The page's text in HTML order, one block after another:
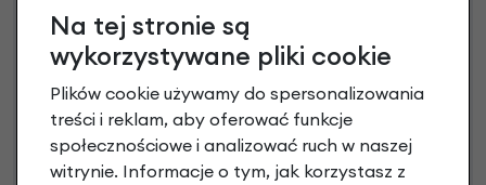
3 miesiące nie płacisz
Raty do 60 miesięcy
Poznaj szczegóły
Na tej stronie są
wykorzystywane pliki cookie
Plików cookie używamy do spersonalizowania
treści i reklam, aby oferować funkcje
społecznościowe i analizować ruch w naszej
witrynie. Informacje o tym, jak korzystasz z